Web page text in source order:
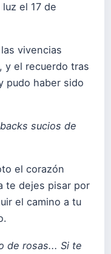
el 17 de
vivencias
y el recuerdo tras
pudo haber sido
sucios de
el corazón
te dejes pisar por
el camino a tu
de rosas... Si te